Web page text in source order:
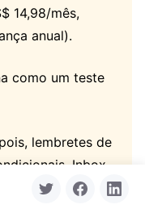
14,98/mês,
anual).
como um teste
lembretes de
Inbox
(Pro);